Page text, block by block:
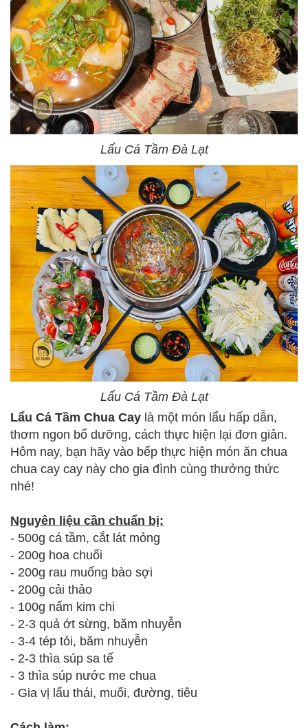
Lẩu Cá Tầm Đà Lạt
Lẩu Cá Tầm Đà Lạt
Lẩu Cá Tầm Chua Cay là một món lẩu hấp dẫn,
thơm ngon bổ dưỡng, cách thực hiện lại đơn giản.
Hôm nay, bạn hãy vào bếp thực hiện món ăn chua
chua cay cay này cho gia đình cùng thưởng thức
nhé!
Nguyên liệu cần chuẩn bị:
- 500g cá tầm, cắt lát mỏng
- 200g hoa chuối
- 200g rau muống bào sợi
- 200g cải thảo
- 100g nấm kim chi
- 2-3 quả ớt sừng, băm nhuyễn
- 3-4 tép tỏi, băm nhuyễn
- 2-3 thìa súp sa tế
- 3 thìa súp nước me chua
- Gia vị lẩu thái, muối, đường, tiêu